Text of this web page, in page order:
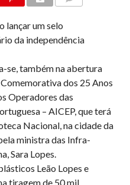
lançar um selo
da independência
se, também na abertura
dos 25 Anos
Operadores das
– AICEP, que terá
Nacional, na cidade da
ministra das Infra-
Sara Lopes.
Leão Lopes e
tiragem de 50 mil